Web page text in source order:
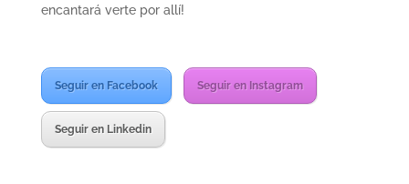
encantará verte por allí!
Seguir en Facebook Seguir en Instagram
Seguir en Linkedin